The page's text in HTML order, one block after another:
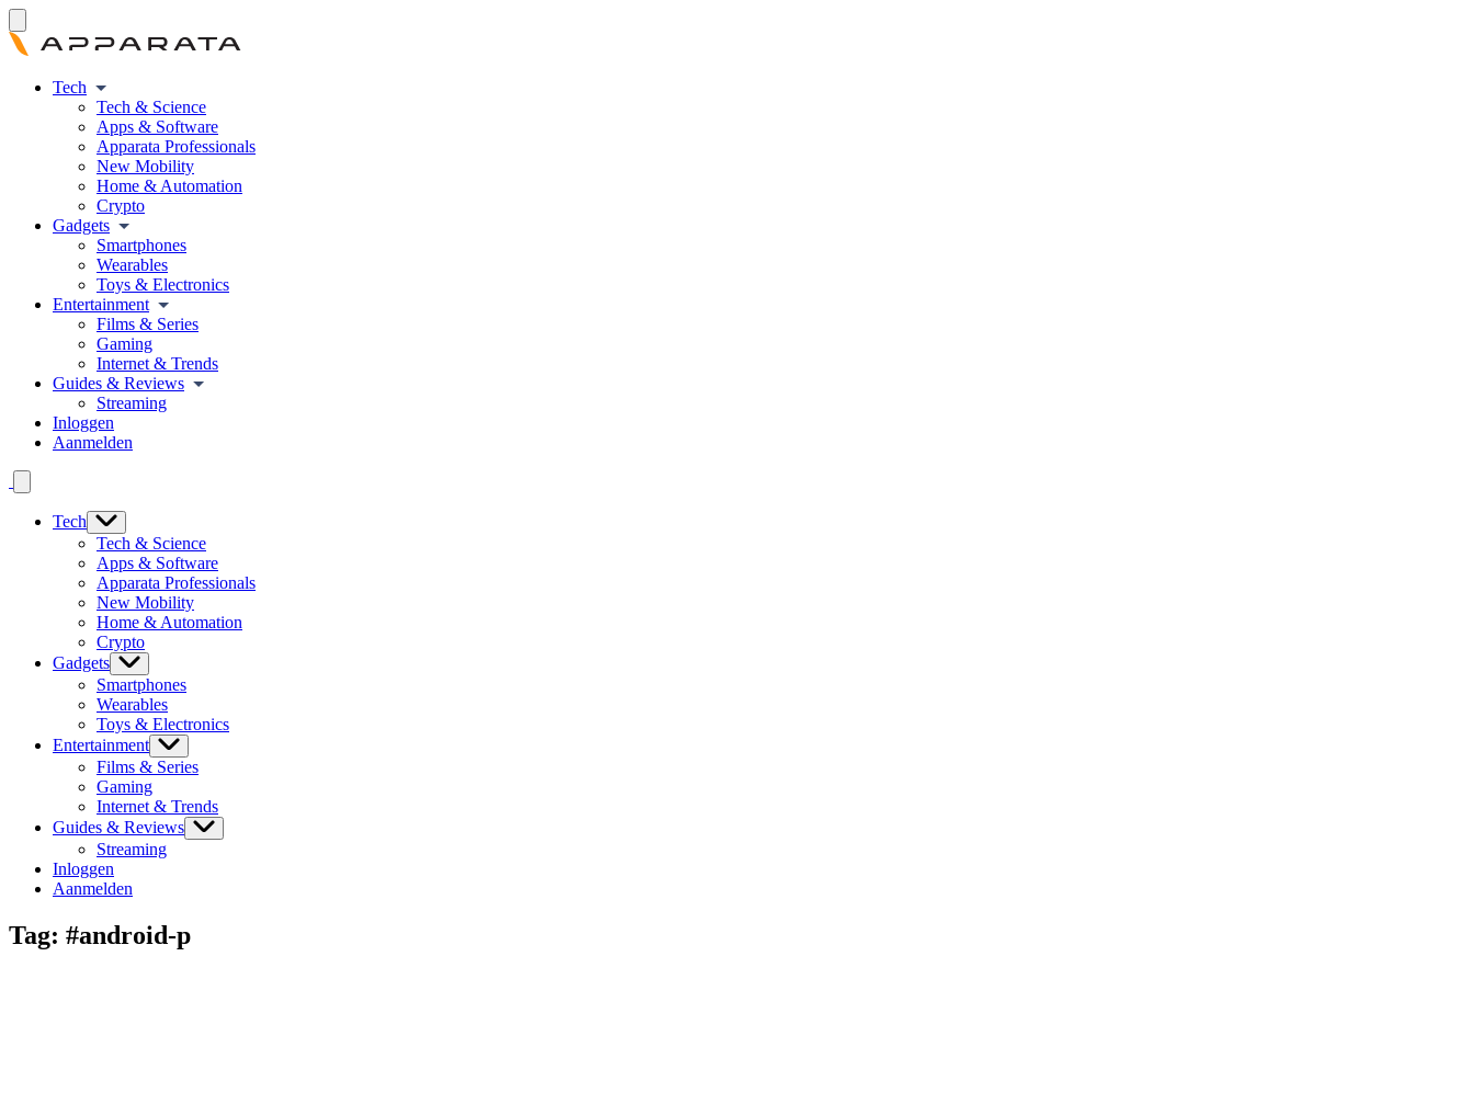
Tech
Tech & Science
Apps & Software
Apparata Professionals
New Mobility
Home & Automation
Crypto
Gadgets
Smartphones
Wearables
Toys & Electronics
Entertainment
Films & Series
Gaming
Internet & Trends
Guides & Reviews
Streaming
Inloggen
Aanmelden
Tech
Tech & Science
Apps & Software
Apparata Professionals
New Mobility
Home & Automation
Crypto
Gadgets
Smartphones
Wearables
Toys & Electronics
Entertainment
Films & Series
Gaming
Internet & Trends
Guides & Reviews
Streaming
Inloggen
Aanmelden
Tag: #android-p